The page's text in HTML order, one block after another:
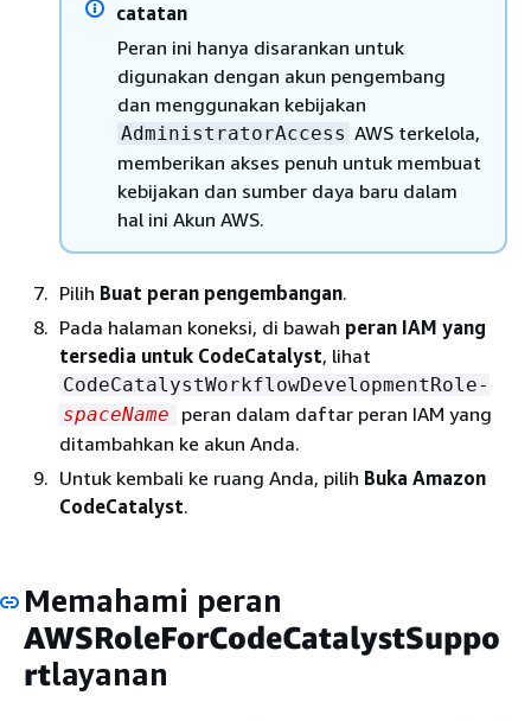
catatan
Peran ini hanya disarankan untuk
digunakan dengan akun pengembang
dan menggunakan kebijakan
AdministratorAccess AWS terkelola,
memberikan akses penuh untuk membuat
kebijakan dan sumber daya baru dalam
hal ini Akun AWS.
Pilih Buat peran pengembangan.
Pada halaman koneksi, di bawah peran IAM yang
tersedia untuk CodeCatalyst, lihat
CodeCatalystWorkflowDevelopmentRole-
spaceName
peran dalam daftar peran IAM yang
ditambahkan ke akun Anda.
Untuk kembali ke ruang Anda, pilih Buka Amazon
CodeCatalyst.
Memahami peran
AWSRoleForCodeCatalystSuppo
rtlayanan